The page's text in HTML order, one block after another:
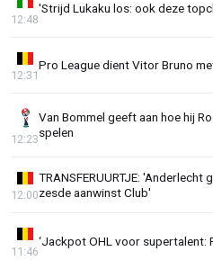
'Strijd Lukaku los: ook deze
12:48
Pro League dient Vitor Bruno
12:31
Van Bommel geeft aan hoe hij
spelen
12:23
TRANSFERUURTJE: 'Anderlecht
zesde aanwinst Club'
12:00
‘Jackpot OHL voor supertalent:
11:46